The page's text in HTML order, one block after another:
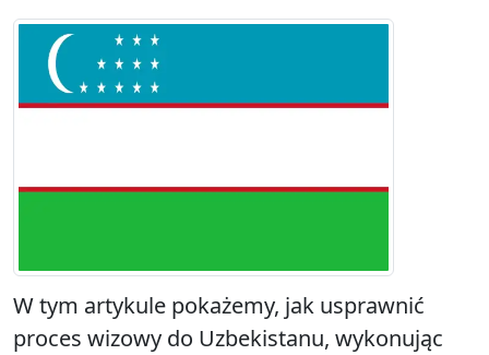
W tym artykule pokażemy, jak usprawnić
proces wizowy do Uzbekistanu, wykonując